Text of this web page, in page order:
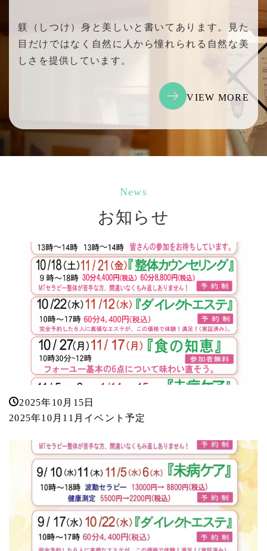
躾（しつけ）身と美しいと書いてあります。見た
目だけではなく自然に人から憧れられる自然な美
しさを提供しています。
VIEW MORE
News
お知らせ
2025年10月15日
2025年10月11月イベント予定